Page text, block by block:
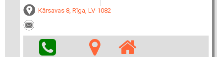
Kārsavas 8, Rīga, LV-1082